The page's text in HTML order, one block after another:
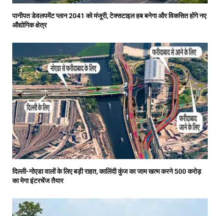
पानीपत डेवलपमेंट प्लान 2041 को मंजूरी, टेक्सटाइल हब बनेगा और विकसित होंगे नए
औद्योगिक क्षेत्र
दिल्ली-नोएडा वालों के लिए बड़ी राहत, कालिंदी कुंज का जाम खत्म करने 500 करोड़
का मेगा इंटरचेंज तैयार